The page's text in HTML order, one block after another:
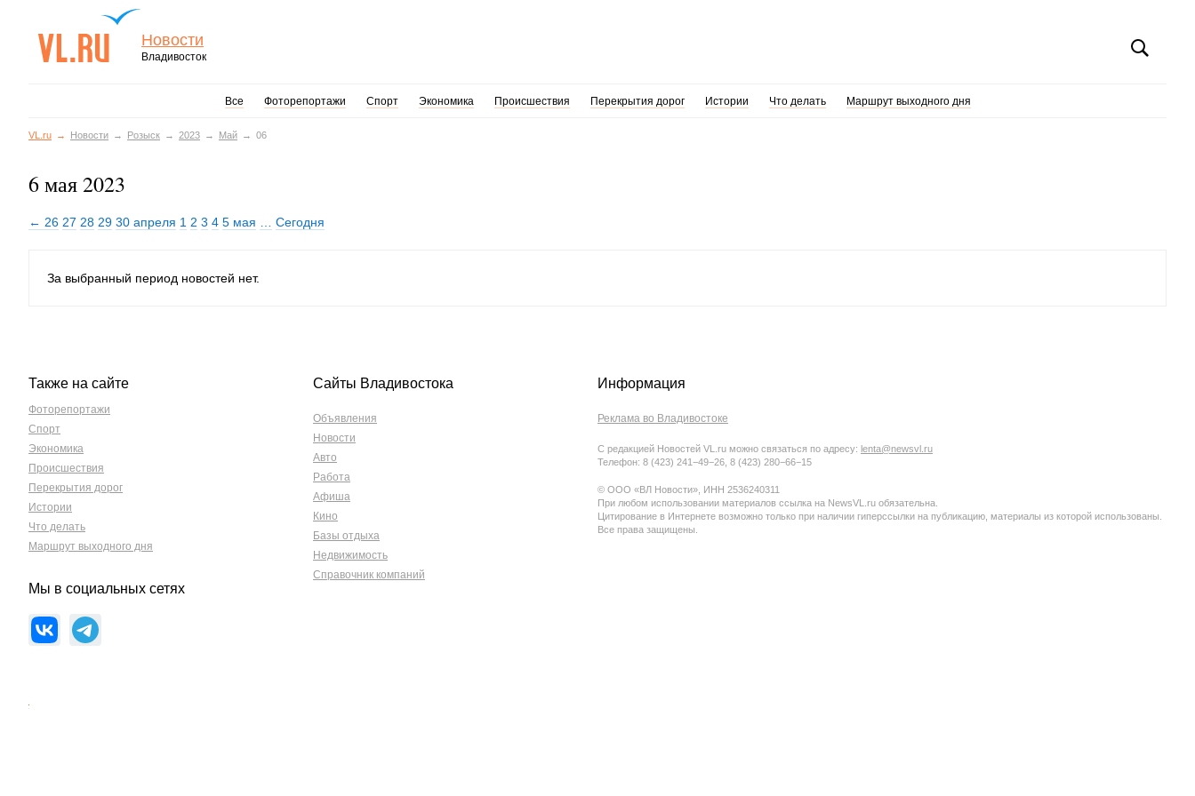
Новости
Владивосток
Все Фоторепортажи Спорт Экономика Происшествия Перекрытия дорог Истории Что делать Маршрут выходного дня
VL.ru Новости Розыск 2023 Май 06
6 мая 2023
← 26 27 28 29 30 апреля 1 2 3 4 5 мая Сегодня
За выбранный период новостей нет.
Также на сайте
Фоторепортажи
Спорт
Экономика
Происшествия
Перекрытия дорог
Истории
Что делать
Маршрут выходного дня
Мы в социальных сетях
Сайты Владивостока
Объявления
Новости
Авто
Работа
Афиша
Кино
Базы отдыха
Недвижимость
Справочник компаний
Информация
Реклама во Владивостоке
С редакцией Новостей VL.ru можно связаться по адресу: lenta@newsvl.ru
Телефон: 8 (423) 241−49−26, 8 (423) 280−66−15
© ООО «ВЛ Новости», ИНН 2536240311
При любом использовании материалов ссылка на NewsVL.ru обязательна.
Цитирование в Интернете возможно только при наличии гиперссылки на публикацию, материалы из которой использованы.
Все права защищены.